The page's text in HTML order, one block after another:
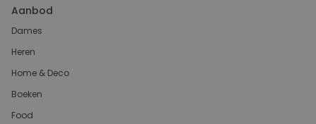
Aanbod
Dames
Heren
Home & Deco
Boeken
Food